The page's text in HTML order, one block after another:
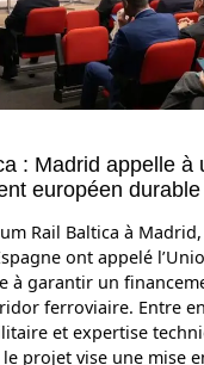
: Madrid appelle à
européen durable
Rail Baltica à
ont appelé
à garantir un
ferroviaire. Entre
et expertise
projet vise une mise